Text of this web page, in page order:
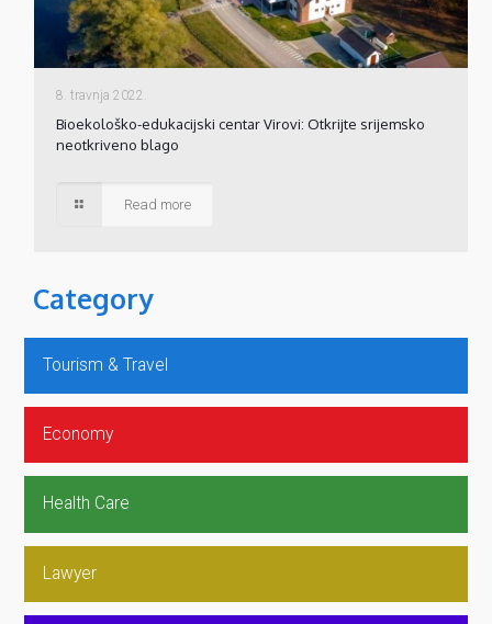
8. travnja 2022.
Bioekološko-edukacijski centar Virovi: Otkrijte srijemsko
neotkriveno blago
Read more
Category
Tourism & Travel
Economy
Health Care
Lawyer